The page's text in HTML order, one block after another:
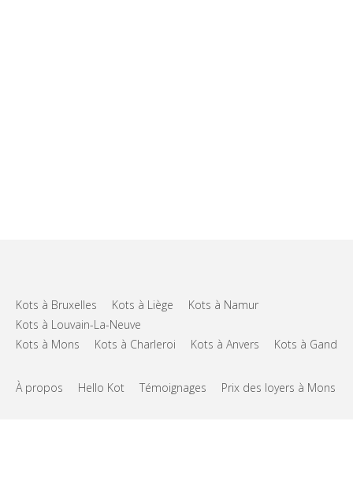
Kots à Bruxelles Kots à Liège
Kots à Namur
Kots à Louvain-La-Neuve
Kots à Mons
Kots à Charleroi Kots à Anvers Kots à Gand
À propos Hello Kot Témoignages Prix des loyers à Mons